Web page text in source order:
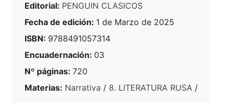
Editorial: PENGUIN CLASICOS
Fecha de edición: 1 de Marzo de 2025
ISBN: 9788491057314
Encuadernación: 03
Nº páginas: 720
Materias: Narrativa / 8. LITERATURA RUSA /